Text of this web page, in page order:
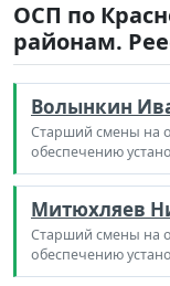
ОСП по
районам.
Волынкин
Старший смены на
обеспечению
Митюхляев
Старший смены на
обеспечению